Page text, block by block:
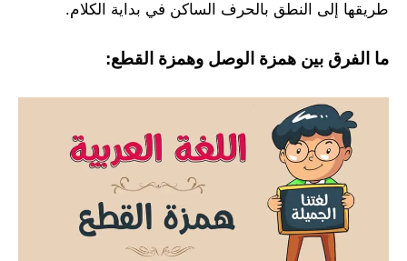
طريقها إلى النطق بالحرف الساكن في بداية الكلام.
ما الفرق بين همزة الوصل وهمزة القطع: